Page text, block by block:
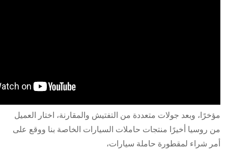
مؤخرًا، وبعد جولات متعددة من التفتيش والمقارنة، اختار العميل
من روسيا أخيرًا منتجات حاملات السيارات الخاصة بنا ووقع على
أمر شراء لمقطورة حاملة سيارات،